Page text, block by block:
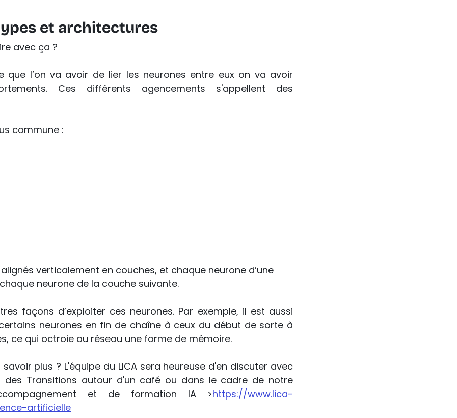
et architectures
avec ça ?
que l’on va avoir de lier les neurones entre eux on va avoir
Ces différents agencements s'appellent des
commune :
verticalement en couches, et chaque neurone d’une
neurone de la couche suivante.
façons d’exploiter ces neurones. Par exemple, il est aussi
neurones en fin de chaîne à ceux du début de sorte à
ce qui octroie au réseau une forme de mémoire.
plus ? L'équipe du LICA sera heureuse d'en discuter avec
des Transitions autour d'un café ou dans le cadre de notre
et de formation IA >https://www.lica-
artificielle